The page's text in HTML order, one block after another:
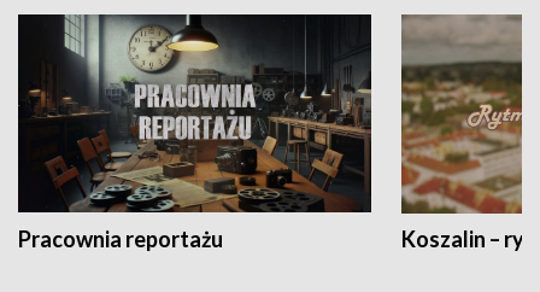
Pracownia reportażu Koszalin –